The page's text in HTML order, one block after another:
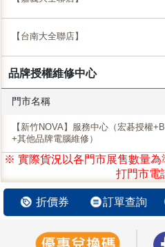
【台南大全聯店】
品牌授權維修中心
門市名稱
【新竹NOVA】服務中心（宏碁授權
+其他品牌電腦維修）
※ 實際貨況以各門市展售數量為
打門市電
折價券 訂單查詢